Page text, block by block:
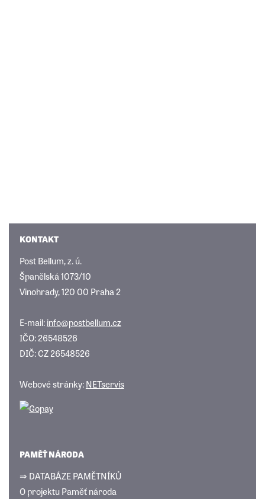
KONTAKT
Post Bellum, z. ú.
Španělská 1073/10
Vinohrady, 120 00 Praha 2
E-mail:info@postbellum.cz
IČO: 26548526
DIČ: CZ 26548526
Webové stránky:NETservis
PAMĚŤ NÁRODA
⇒ DATABÁZE PAMĚTNÍKŮ
O projektu Paměť národa